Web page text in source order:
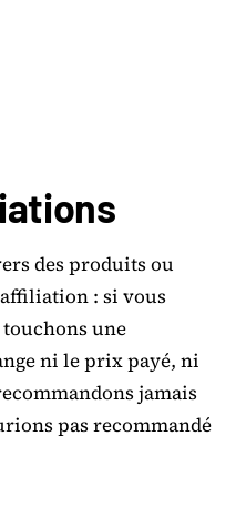
des produits ou
: si vous
une
ni le prix payé, ni
jamais
pas recommandé